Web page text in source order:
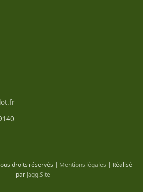
droits réservés | Mentions légales | Réalisé
par Jagg.Site